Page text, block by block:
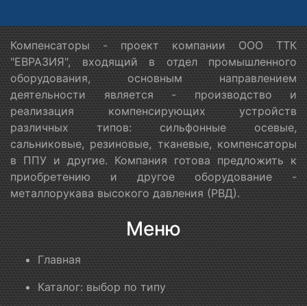
Компенсаторы - проект компании ООО ТТК
"ЕВРАЗИЯ", входящий в отдел промышленного
оборудования, основным направлением
деятельности является - производство и
реализация компенсирующих устройств
различных типов: сильфонные осевые,
сальниковые, резиновые, тканевые, компенсаторы
в ППУ и другие. Компания готова предложить к
приобретению и другое оборудование -
металлорукава высокого давления (РВД).
Меню
Главная
Каталог: выбор по типу